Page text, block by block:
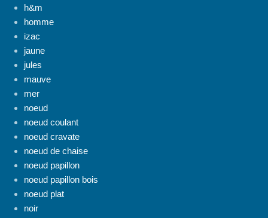
h&m
homme
izac
jaune
jules
mauve
mer
noeud
noeud coulant
noeud cravate
noeud de chaise
noeud papillon
noeud papillon bois
noeud plat
noir